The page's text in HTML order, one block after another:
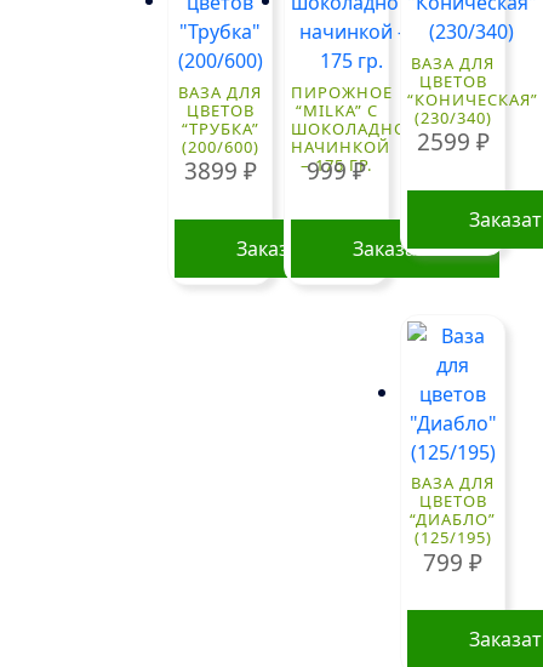
ВАЗА ДЛЯ
ЦВЕТОВ
“ТРУБКА”
(200/600)
3899 ₽
Заказать
ПИРОЖНОЕ
“MILKA” С
ШОКОЛАДНОЙ
НАЧИНКОЙ
– 175 ГР.
999₽
Заказать
ВАЗА ДЛЯ
ЦВЕТОВ
“КОНИЧЕСКАЯ”
(230/340)
2599 ₽
ВАЗА ДЛЯ
ЦВЕТОВ
“ДИАБЛО”
(125/195)
799₽